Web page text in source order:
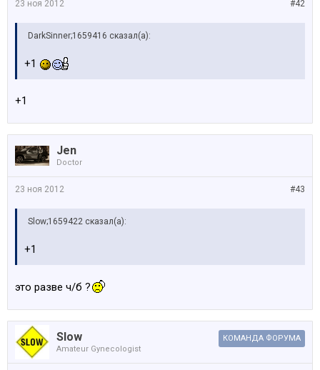
#42
23 ноя 2012
DarkSinner;1659416 сказал(а):
+1
+1
Jen
Doctor
#43
23 ноя 2012
Slow;1659422 сказал(а):
+1
это разве ч/б ?
Slow
Amateur Gynecologist
КОМАНДА ФОРУМА